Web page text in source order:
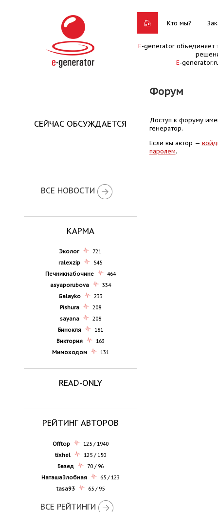
Кто мы?
E-generator объединяет
E-
Форум
СЕЙЧАС ОБСУЖДАЕТСЯ
ВСЕ НОВОСТИ
КАРМА
Эколог
721
ralexzip
545
Печникнабочине
464
asyaporubova
334
Galayko
233
Pishura
208
sayana
208
Бинокля
181
Виктория
163
Мимоходом
131
READ-ONLY
РЕЙТИНГ АВТОРОВ
Offtop
125 / 1940
tixhel
125 / 150
Базед
70 / 96
НаташаЗлобная
65 / 123
tasa93
65 / 95
ВСЕ РЕЙТИНГИ
Доступ к форуму
генератор.
Если вы автор —
паролем.